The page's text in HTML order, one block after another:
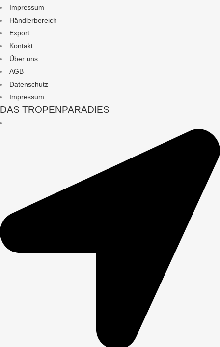
Impressum
Händlerbereich
Export
Kontakt
Über uns
AGB
Datenschutz
Impressum
DAS TROPENPARADIES